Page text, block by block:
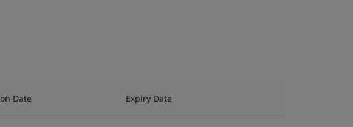
Date Expiry Date